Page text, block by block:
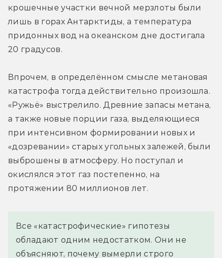
крошечные участки вечной мерзлоты были
лишь в горах Антарктиды, а температура
придонных вод на океанском дне достигала
20 градусов.
Впрочем, в определённом смысле метановая
катастрофа тогда действительно произошла.
«Ружьё» выстрелило. Древние запасы метана,
а также новые порции газа, выделяющиеся
при интенсивном формировании новых и
«дозревании» старых угольных залежей, были
выброшены в атмосферу. Но поступал и
окислялся этот газ постепенно, на
протяжении 80 миллионов лет.
Все «катастрофические» гипотезы
обладают одним недостатком. Они не
объясняют, почему вымерли строго